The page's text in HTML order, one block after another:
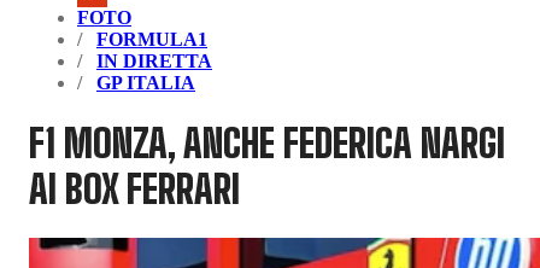
FOTO
FORMULA1
IN DIRETTA
GP ITALIA
F1 MONZA, ANCHE FEDERICA NARGI
AI BOX FERRARI